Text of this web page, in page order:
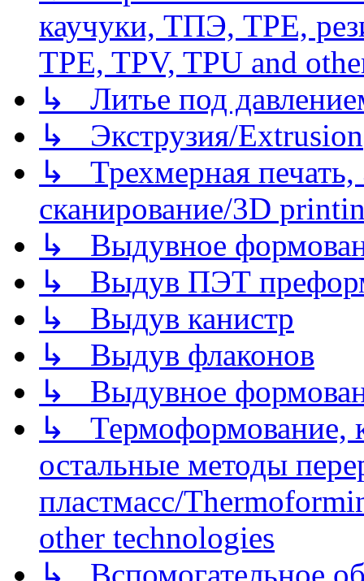
каучуки, ТПЭ, TPE,
TPE, TPV, TPU and
↳ Литье под
↳ Экструзия/Extrusion
↳ Трехмерная
сканирование/3D
↳ Выдувное
↳ Выдув ПЭТ
↳ Выдув канистр
↳ Выдув флаконов
↳ Выдувное
↳ Термоформование,
остальные методы
пластмасс/
other technologies